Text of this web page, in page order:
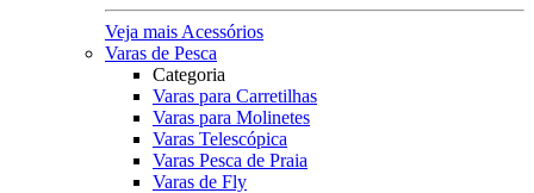
Veja mais Acessórios
Varas de Pesca
Categoria
Varas para Carretilhas
Varas para Molinetes
Varas Telescópica
Varas Pesca de Praia
Varas de Fly